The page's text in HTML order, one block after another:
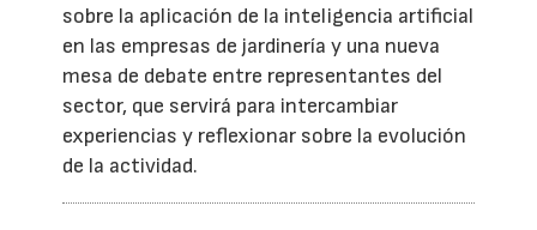
sobre la aplicación de la inteligencia artificial
en las empresas de jardinería y una nueva
mesa de debate entre representantes del
sector, que servirá para intercambiar
experiencias y reflexionar sobre la evolución
de la actividad.